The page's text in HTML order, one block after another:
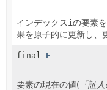
インデックスiの要素
果を原子的に更新し、
final E
要素の現在の値( 「証